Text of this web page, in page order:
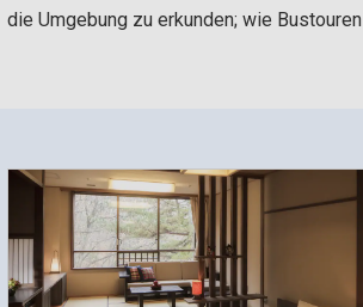
die Umgebung zu erkunden; wie